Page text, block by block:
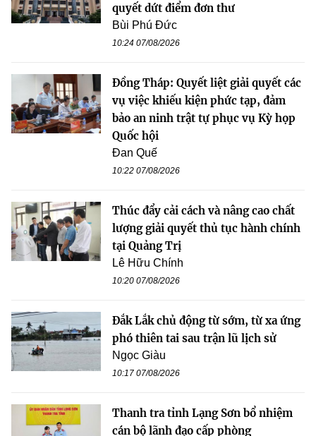
quyết dứt điểm đơn thư
Bùi Phú Đức
10:24 07/08/2026
Đồng Tháp: Quyết liệt giải quyết các
vụ việc khiếu kiện phức tạp, đảm
bảo an ninh trật tự phục vụ Kỳ họp
Quốc hội
Đan Quế
10:22 07/08/2026
Thúc đẩy cải cách và nâng cao chất
lượng giải quyết thủ tục hành chính
tại Quảng Trị
Lê Hữu Chính
10:20 07/08/2026
Đắk Lắk chủ động từ sớm, từ xa ứng
phó thiên tai sau trận lũ lịch sử
Ngọc Giàu
10:17 07/08/2026
Thanh tra tỉnh Lạng Sơn bổ nhiệm
cán bộ lãnh đạo cấp phòng